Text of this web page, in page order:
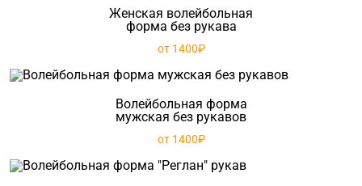
Женская волейбольная
форма без рукава
от 1400₽
Волейбольная форма
мужская без рукавов
от 1400₽